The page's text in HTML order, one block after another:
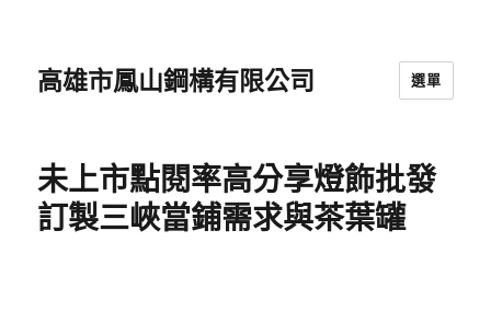
高雄市鳳山鋼構有限公司 選單
未上市點閱率高分享燈飾批發
訂製三峽當鋪需求與茶葉罐